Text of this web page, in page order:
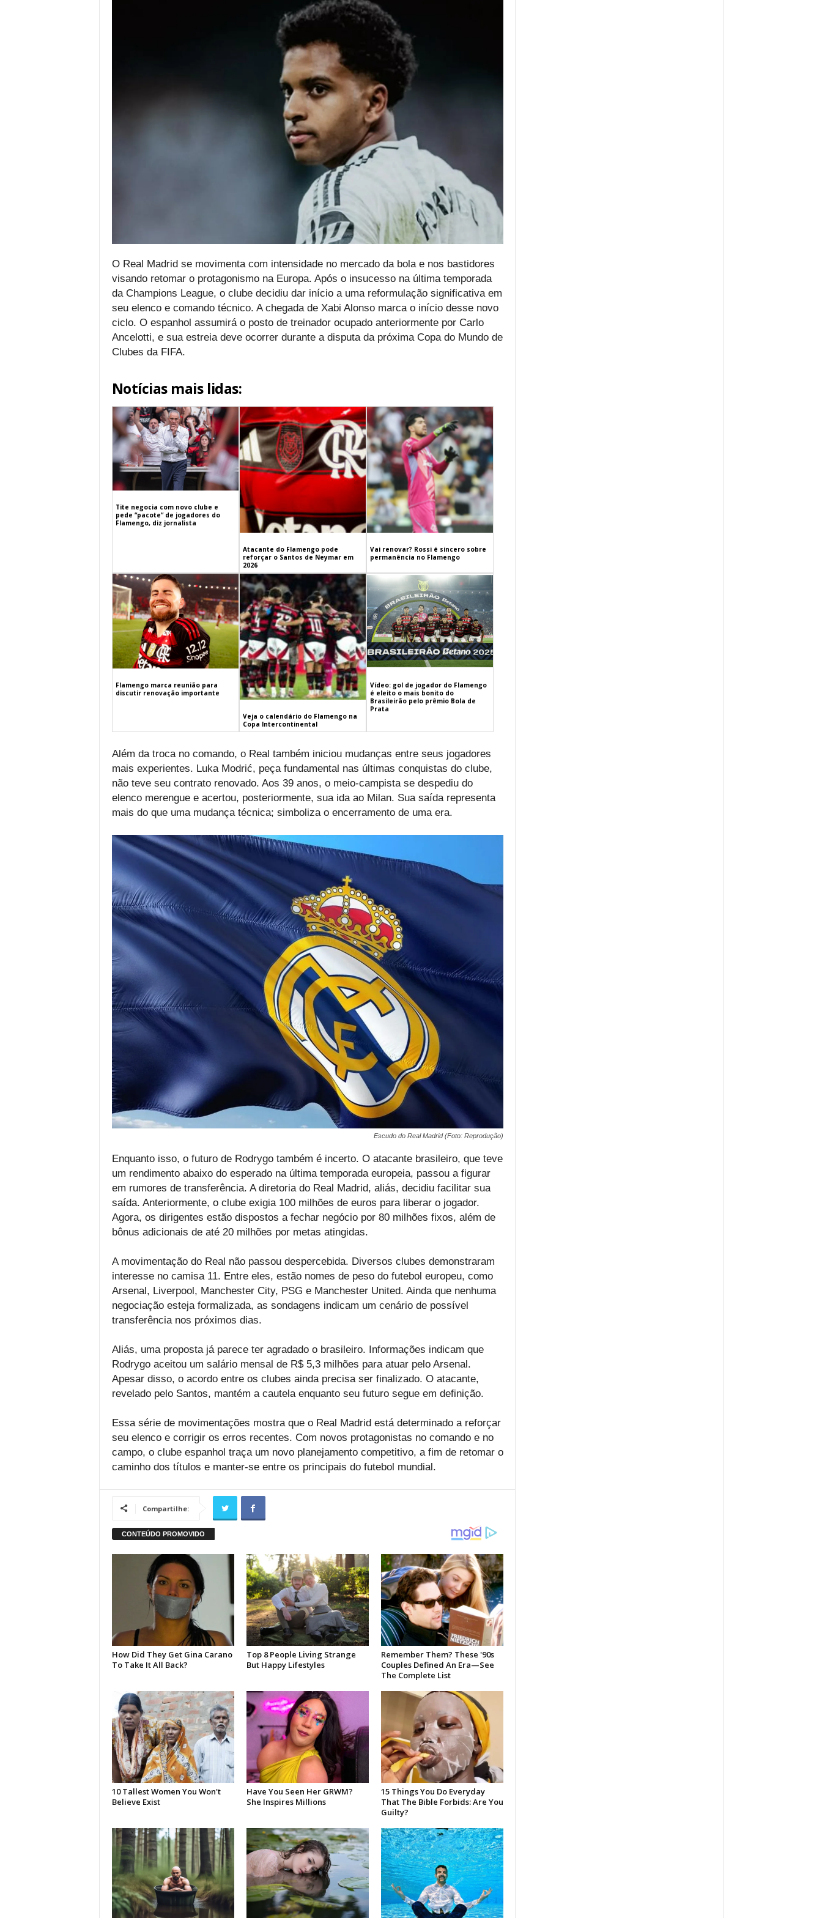
O Real Madrid se movimenta com intensidade no mercado da bola e nos bastidores
visando retomar o protagonismo na Europa. Após o insucesso na última temporada
da Champions League, o clube decidiu dar início a uma reformulação significativa em
seu elenco e comando técnico. A chegada de Xabi Alonso marca o início desse novo
ciclo. O espanhol assumirá o posto de treinador ocupado anteriormente por Carlo
Ancelotti, e sua estreia deve ocorrer durante a disputa da próxima Copa do Mundo de
Clubes da FIFA.
Notícias mais lidas:
Tite negocia com novo clube e
pede “pacote” de jogadores do
Flamengo, diz jornalista
Atacante do Flamengo pode
reforçar o Santos de Neymar em
2026
Vai renovar? Rossi é sincero sobre
permanência no Flamengo
Flamengo marca reunião para
discutir renovação importante
Veja o calendário do Flamengo na
Copa Intercontinental
Vídeo: gol de jogador do Flamengo
é eleito o mais bonito do
Brasileirão pelo prêmio Bola de
Prata
Além da troca no comando, o Real também iniciou mudanças entre seus jogadores
mais experientes. Luka Modrić, peça fundamental nas últimas conquistas do clube,
não teve seu contrato renovado. Aos 39 anos, o meio-campista se despediu do
elenco merengue e acertou, posteriormente, sua ida ao Milan. Sua saída representa
mais do que uma mudança técnica; simboliza o encerramento de uma era.
Escudo do Real Madrid (Foto: Reprodução)
Enquanto isso, o futuro de Rodrygo também é incerto. O atacante brasileiro, que teve
um rendimento abaixo do esperado na última temporada europeia, passou a figurar
em rumores de transferência. A diretoria do Real Madrid, aliás, decidiu facilitar sua
saída. Anteriormente, o clube exigia 100 milhões de euros para liberar o jogador.
Agora, os dirigentes estão dispostos a fechar negócio por 80 milhões fixos, além de
bônus adicionais de até 20 milhões por metas atingidas.
A movimentação do Real não passou despercebida. Diversos clubes demonstraram
interesse no camisa 11. Entre eles, estão nomes de peso do futebol europeu, como
Arsenal, Liverpool, Manchester City, PSG e Manchester United. Ainda que nenhuma
negociação esteja formalizada, as sondagens indicam um cenário de possível
transferência nos próximos dias.
Aliás, uma proposta já parece ter agradado o brasileiro. Informações indicam que
Rodrygo aceitou um salário mensal de R$ 5,3 milhões para atuar pelo Arsenal.
Apesar disso, o acordo entre os clubes ainda precisa ser finalizado. O atacante,
revelado pelo Santos, mantém a cautela enquanto seu futuro segue em definição.
Essa série de movimentações mostra que o Real Madrid está determinado a reforçar
seu elenco e corrigir os erros recentes. Com novos protagonistas no comando e no
campo, o clube espanhol traça um novo planejamento competitivo, a fim de retomar o
caminho dos títulos e manter-se entre os principais do futebol mundial.
Compartilhe: